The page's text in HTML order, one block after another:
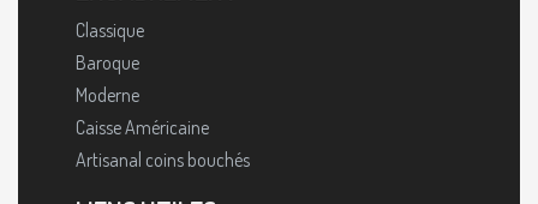
Classique
Baroque
Moderne
Caisse Américaine
Artisanal coins bouchés